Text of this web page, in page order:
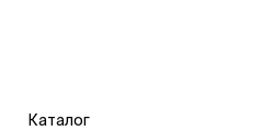
Каталог